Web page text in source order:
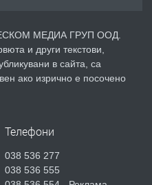
преди 5 дни
в гр. Хасково кв.
НА МЕБЕЛИ.
ЕСКОМ МЕДИА ГРУП ООД.
и други текстови,
в сайта, са
ако изрично е посочено
Телефони
038 536 277
038 536 555